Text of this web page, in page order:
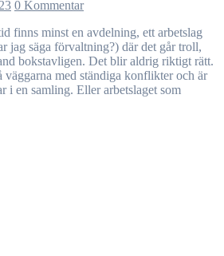
0 Kommentar
jag säga förvaltning?) där det går troll,
bokstavligen. Det blir aldrig riktigt rätt.
väggarna med ständiga konflikter och är
i en samling. Eller arbetslaget som